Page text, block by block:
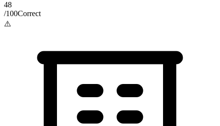
48
/100Correct
⚠️